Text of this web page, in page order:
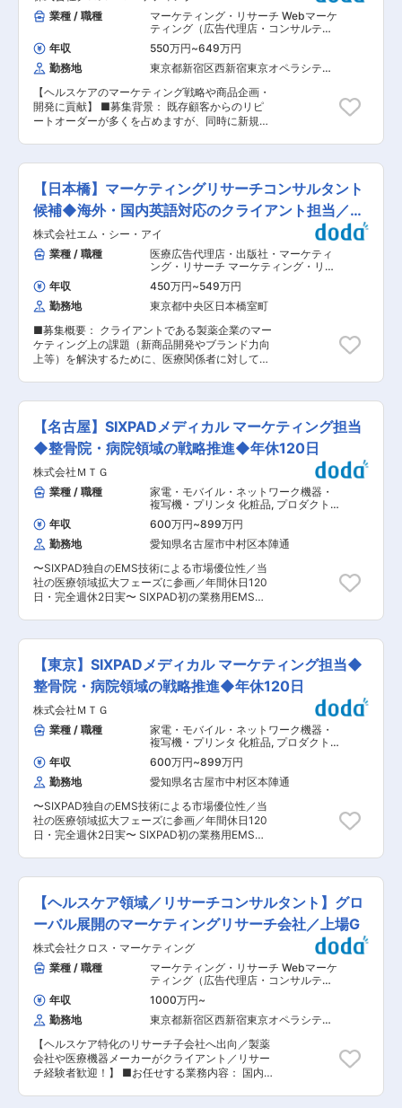
4名)で30〜50代の幅広い方々活躍をしていま
す。 ■働き方 育児休暇の取得、及び復職率ほぼ
100％。育児短時間勤務は小学3年生まで取得可
能です。 育児短時間勤務社員のマネージャー職登
用実績が複数あり、女性がキャリアを諦めること
なく、長く働ける環境が整っています。 また、男
性社員の育児休暇取得、育児短時間勤務使用実績
が複数あり、子育て社員にやさしい会社です。 ■
企業魅力 医薬品メーカーへのマーケティングリサ
いる医薬品メーカーは基本的にお取引がございま
す。常に安定的に仕事があり、競合も参入しにく
（外資医薬品メーカーの国内参入、国内医薬品メ
ーカーの海外進出等）、まだまだ未開拓かつニー
ズのあるこの分野を積極的に手がけていきます
メディリードはメディカル・ライフサイエンス領
域における国内・海外のマーケットリサーチやリ
アルワールドデータ（RWD）の解析／分析を強化
すべく、2015年に設立されたマーケティングリサ
ーチ会社です。 当社において、以下のような業務
を経験・志向性に合わせてご相談させていただき
ます。 ・リサーチコンサルタント 国内外の医療
機器・医薬品メーカーなどから依頼を受けて行う
市場調査案件を軸に行っていただきます。 クライ
アントからのヒアリング〜調査手法の検討・実
たな調査案件の獲得に向けた示唆だし・ニーズ喚
起なども行うことで、リサーチのプロフェッショ
ナル集団として調査の幅を広げる主体的な動きも
していきたいと考えております。 ・マーケティン
グコンサルタント 製薬会社のマーケティング部門
の課題を解決すべく施策の立案〜実行まで行って
いただきます。 メディリード独自のDBであるメ
ディリードマーケットプレイスや患者会との連
携、医療従事者や患者さんのインサイトを反映し
た動画やサイトの制作など、患者さんのアウトカ
ム改善に向けて正解のない中で業界への新しい貢
献の形を目指していきます。 ■メディリードの強
み： ◎国内外に幅広くプライマリーリサーチを定
チ対象となるアクティブパネルは約1278万件と国
内最大級 ◎幅広い症例・ヘルスケア情報を包括し
プレイス」を保有 ◎医療関係者・患者会などあら
ゆるステークホルダーにアプローチ可能 変更の範
囲：会社の定める業務
業種 / 職種
マーケティング・リサーチ Webマーケ
ティング（広告代理店・コンサルティ
ング・制作） , リサーチ・市場調査 リ
サーチ
年収 550万円~649万円
勤務地
東京都新宿区西新宿東京オペラシティ
【ヘルスケアのマーケティング戦略や商品企画・
開発に貢献】 ■募集背景： 既存顧客からのリピ
ートオーダーが多くを占めますが、同時に新規顧
ど、深い医療知識と提案力を求められるプロジェ
クトのニーズが高まっており、今後予想される医
療分野でのプライマリーリサーチのニーズを捉え
る為、リサーチコンサルタントにチャレンジした
い方を募集します。 お客様である医薬品メーカ
ー、医療機器メーカー、その他医療に関する事業
会社の先に、医療従事者はもちろん、疾患を抱え
る患者様、そのご家族がいらっしゃいます。 単に
調査結果を提供するのではなく、直接のお客様だ
けでなく、その先にいらっしゃる様々な人々のそ
れぞれの立場を考慮しながら、弊社のマーケティ
ングリサーチを通し、社会に貢献することを目指
しています。この考え方に賛同していただけると
同時に、常に冒険心を持って、自主独立の精神を
持った方、自分で考えて動ける能動的な方からの
応募をお待ちしております。 ■お任せする業務内
グを行い、調査内容や結果の活用イメージをすり
合わせます ・ガイド作成・対象者条件の設定 …
調査対象条件やインタビュー内容の作成、調査ス
ケジュールの調整、インタビュー会場の手配や謝
礼の準備などを行います ・調査の実施 …インタ
ビューを実施し、内容を記録します ・レポートの
作成 …得られた結果を分析し、その結果からど
のような提言に結び付けていくかを考えながら作
成します。結果を数字や記録として報告するだけ
ではなく、そこに隠れたインサイトを読み解きな
がら、クライアントの課題解決に向けて自ら考え
る要素も大きいです。 調査プロジェクトは2〜3
か月程度のサイクルで回していき、常時3〜4案k
が、2〜3名程度で一緒に推進していきます。内容
によってはグループ各社の関連部署とも協働しま
への出向となります。 ・本社・勤務地：東京都新
宿区西新宿3-20-2東京オペラシティタワー ・事
業内容：メディカル・ライフサイエンス領域にお
けるマーケットリサーチ 変更の範囲：会社の定め
る業務
【日本橋】マーケティングリサーチコンサルタント
候補◆海外・国内英語対応のクライアント担当／フ
レックス
株式会社エム・シー・アイ
業種 / 職種
医療広告代理店・出版社・マーケティ
ング・リサーチ マーケティング・リサ
ーチ, リサーチ・市場調査 リサーチ
年収 450万円~549万円
勤務地
東京都中央区日本橋室町
■募集概要： クライアントである製薬企業のマー
ケティング上の課題（新商品開発やブランド力向
上等）を解決するために、医療関係者に対してア
を通じて、企業の課題解決に寄与するだけでな
く、薬のエンドユーザーである患者さんの生活の
質の向上に役立っています。 これまで単発的に実
施していた海外クライアントのプロジェクトを、
今後は収益成長性を見込める大きなサービスの柱
として育ててまいります。 その新たなチャレンジ
のメンバーの一員として、クライアントの開拓か
らサービス体制の構築まで、少数メンバーの中で
大きな裁量を持って業務に取り組んでいただきま
す。始めの1〜2年程度はマーケティングリサーチ
の基礎を経験するためにも、日本国内の案件を実
施していただきます。 ■業務内容： ◎Webアンケ
ートの作成／インタビュー調査の運営 コンサルタ
ントの指示のもとWebアンケートの作成を行いま
す。自身のアイデアをコンサルタントと相談して
アンケートに反映することもできます。 ◎実査管
必要に応じて他チームと連携しプロジェクトが円
滑に進むように調整します。 ◎回答結果のデータ
集計・分析 データを回収した後、Excelや専門の
集計ソフトを駆使して、データ集計・分析を行い
ます。社内のコンサルタントとの打ち合わせを通
じて、分析・集計したデータをビジュアル化して
レポートにまとめます。プロジェクトを通じ、製
品の傾向や特徴について理解を深め、クライアン
トにとってより価値の高いレポートの作成を目指
します。 ◎マーケティングリサーチに関連した各
種業務 マーケティングリサーチの正確性、効率性
を高めるため、メンバーと協力して業務改善など
にも携わって頂きます。また、社内勉強会を通じ
ャリアについて： スキルを高めることで、分析・
加工等のリサーチディレクションのスペシャリス
又はクライアントに直接対応するコンサルタント
としてのキャリアを希望することもできます。 ※
社内では医療や製薬、マーケティング業界の未経
験者が多数活躍しています。 変更の範囲：会社の
定める業務
【名古屋】SIXPADメディカル マーケティング担当
◆整骨院・病院領域の戦略推進◆年休120日
株式会社ＭＴＧ
業種 / 職種
家電・モバイル・ネットワーク機器・
複写機・プリンタ 化粧品, プロダクト
マネージャー リサーチ
年収 600万円~899万円
勤務地
愛知県名古屋市中村区本陣通
〜SIXPAD独自のEMS技術による市場優位性／当
社の医療領域拡大フェーズに参画／年間休日120
日・完全週休2日実〜 SIXPAD初の業務用EMSの
骨院領域、病院、クリニック領域でのマーケティ
ング活動をお任せします。 ■具体的には： ・主
に整骨院領域におけるマーケティング・プロモー
ション戦略の立案、推進業務 ・学会等への出展、
セミナーを通じた啓蒙活動 ・営業や医療ディーラ
ーと連携して整骨院への導入を推進する ・各種院
内ツール制作ディレクション ■入社後のキャリ
ア： まずは、治療院、営業、制作メンバーとの調
整を行いPJを推進していただきます。 その後、
治療院でのSIXPAD活用についてPDCAを回し次
のアクションを考えていただいたり、アクション
実施の為に必要な販促物を企画・推進していただ
きます。ゆくゆくは病院市場黒字化に向けた戦
略・戦術の立案・実行を行っていただきます。 ■
業務の魅力： これまでスポーツ領域でのマーケテ
ィング活動を主として行ってきたSIXPADです
ズが高まっています。 運動したくてもできない高
齢者や患者様のために、私たちエビデンスに基づ
き開発されたSIXＰADの持つ独自技術のポテンシ
ャルは国内のみならず、海外にも大きな需要があ
ります。予防医療領域から疾患患者様まで他動的
に筋肉を鍛えることができるSIXPADでヘルスケ
ア市場を共に開拓することで、世の中の健康寿命
の延伸に貢献できる、やりがいを大きく感じられ
るポジションになります。 変更の範囲：会社の定
める業務
【東京】SIXPADメディカル マーケティング担当◆
整骨院・病院領域の戦略推進◆年休120日
株式会社ＭＴＧ
業種 / 職種
家電・モバイル・ネットワーク機器・
複写機・プリンタ 化粧品, プロダクト
マネージャー リサーチ
年収 600万円~899万円
勤務地
愛知県名古屋市中村区本陣通
〜SIXPAD独自のEMS技術による市場優位性／当
社の医療領域拡大フェーズに参画／年間休日120
日・完全週休2日実〜 SIXPAD初の業務用EMSの
骨院領域、病院、クリニック領域でのマーケティ
ング活動をお任せします。 ■具体的には： ・主
に整骨院領域におけるマーケティング・プロモー
ション戦略の立案、推進業務 ・学会等への出展、
セミナーを通じた啓蒙活動 ・営業や医療ディーラ
ーと連携して整骨院への導入を推進する ・各種院
内ツール制作ディレクション ■入社後のキャリ
ア： まずは、治療院、営業、制作メンバーとの調
整を行いPJを推進していただきます。 その後、
治療院でのSIXPAD活用についてPDCAを回し次
のアクションを考えていただいたり、アクション
実施の為に必要な販促物を企画・推進していただ
きます。ゆくゆくは病院市場黒字化に向けた戦
略・戦術の立案・実行を行っていただきます。 ■
業務の魅力： これまでスポーツ領域でのマーケテ
ィング活動を主として行ってきたSIXPADです
【ヘルスケア領域／リサーチコンサルタント】グロ
ーバル展開のマーケティングリサーチ会社／上場G
株式会社クロス・マーケティング
業種 / 職種
マーケティング・リサーチ Webマーケ
ティング（広告代理店・コンサルティ
ング・制作）
サーチ
年収 1000万円~
勤務地
東京都新宿区西新宿東京オペラシティ
【ヘルスケア特化のリサーチ子会社へ出向／製薬
会社や医療機器メーカーがクライアント／リサー
チ経験者歓迎！】 ■お任せする業務内容： 国内